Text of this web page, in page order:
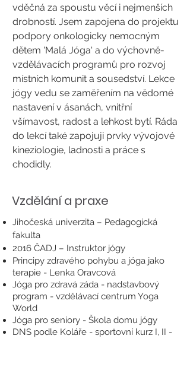
vděčná za spoustu věcí i nejmenších
drobností. Jsem zapojena do projektu
podpory onkologicky nemocným
dětem 'Malá Jóga' a do výchovně-
vzdělávacích programů pro rozvoj
místních komunit a sousedství. Lekce
jógy vedu se zaměřením na vědomé
nastavení v ásanách, vnitřní
všímavost, radost a lehkost bytí. Ráda
do lekcí také zapojuji prvky vývojové
kineziologie, ladnosti a práce s
chodidly.
Vzdělání a praxe
Jihočeská univerzita – Pedagogická
fakulta
2016 ČADJ – Instruktor jógy
Principy zdravého pohybu a jóga jako
terapie - Lenka Oravcová
Jóga pro zdravá záda - nadstavbový
program - vzdělávací centrum Yoga
World
Jóga pro seniory - Škola domu jógy
DNS podle Koláře - sportovní kurz I, II -